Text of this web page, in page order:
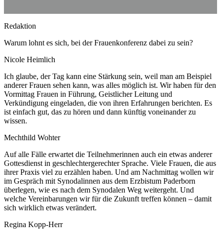
Redaktion
Warum lohnt es sich, bei der Frauenkonferenz dabei zu sein?
Nicole Heimlich
Ich glaube, der Tag kann eine Stärkung sein, weil man am Beispiel
anderer Frauen sehen kann, was alles möglich ist. Wir haben für den
Vormittag Frauen in Führung, Geistlicher Leitung und
Verkündigung eingeladen, die von ihren Erfahrungen berichten. Es
ist einfach gut, das zu hören und dann künftig voneinander zu
wissen.
Mechthild Wohter
Auf alle Fälle erwartet die Teilnehmerinnen auch ein etwas anderer
Gottesdienst in geschlechtergerechter Sprache. Viele Frauen, die aus
ihrer Praxis viel zu erzählen haben. Und am Nachmittag wollen wir
im Gespräch mit Synodalinnen aus dem Erzbistum Paderborn
überlegen, wie es nach dem Synodalen Weg weitergeht. Und
welche Vereinbarungen wir für die Zukunft treffen können – damit
sich wirklich etwas verändert.
Regina Kopp-Herr